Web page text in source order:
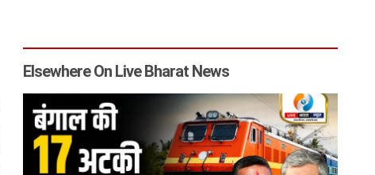
Elsewhere On Live Bharat News